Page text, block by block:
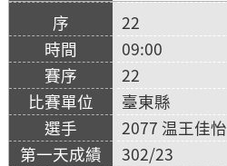
22
09:00
22
臺東縣
2077 温王佳怡
302/23